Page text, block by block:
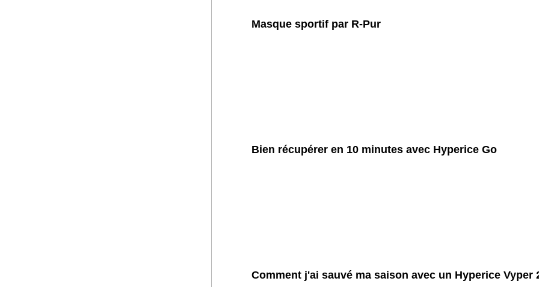
Masque sportif par R-Pur
Bien récupérer en 10 minutes avec Hyperice Go
Comment j'ai sauvé ma saison avec un Hyperice Vyper